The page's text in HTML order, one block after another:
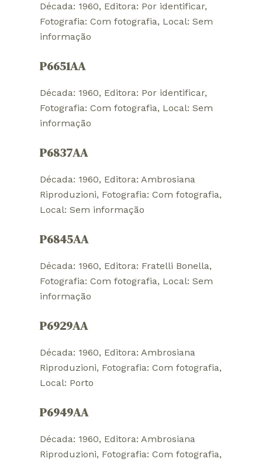
Década: 1960, Editora: Por identificar
Fotografia: Com fotografia, Local: Sem
informação
P6651AA
Década: 1960, Editora: Por identificar
Fotografia: Com fotografia, Local: Sem
informação
P6837AA
Década: 1960, Editora: Ambrosiana
Riproduzioni, Fotografia: Com fotografia
Local: Sem informação
P6845AA
Década: 1960, Editora: Fratelli Bonella
Fotografia: Com fotografia, Local: Sem
informação
P6929AA
Década: 1960, Editora: Ambrosiana
Riproduzioni, Fotografia: Com fotografia
Local: Porto
P6949AA
Década: 1960, Editora: Ambrosiana
Riproduzioni, Fotografia: Com fotografia